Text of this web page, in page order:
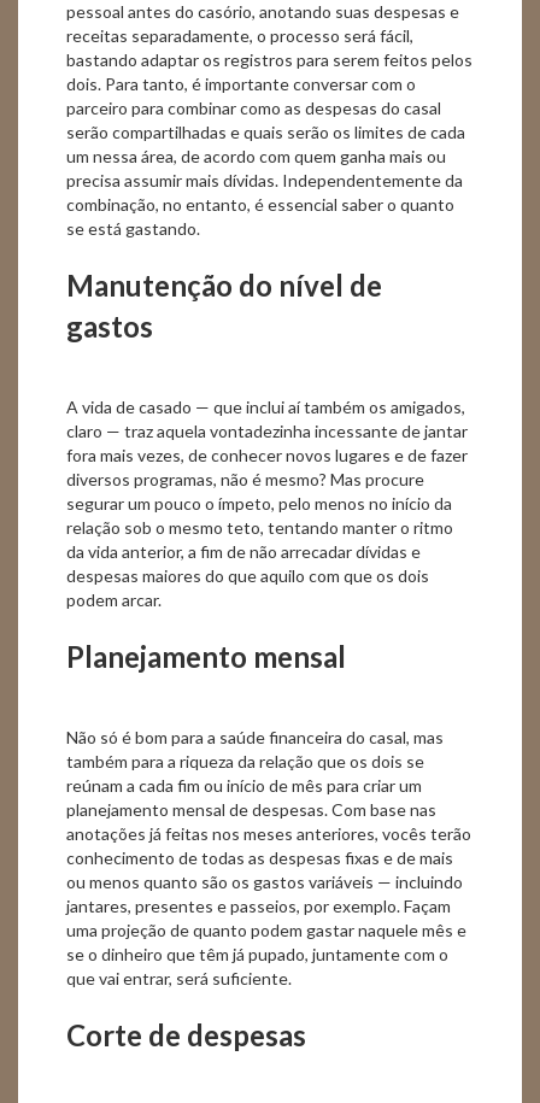
pessoal antes do casório, anotando suas despesas e
receitas separadamente, o processo será fácil,
bastando adaptar os registros para serem feitos pelos
dois. Para tanto, é importante conversar com o
parceiro para combinar como as despesas do casal
serão compartilhadas e quais serão os limites de cada
um nessa área, de acordo com quem ganha mais ou
precisa assumir mais dívidas. Independentemente da
combinação, no entanto, é essencial saber o quanto
se está gastando.
Manutenção do nível de
gastos
A vida de casado — que inclui aí também os amigados,
claro — traz aquela vontadezinha incessante de jantar
fora mais vezes, de conhecer novos lugares e de fazer
diversos programas, não é mesmo? Mas procure
segurar um pouco o ímpeto, pelo menos no início da
relação sob o mesmo teto, tentando manter o ritmo
da vida anterior, a fim de não arrecadar dívidas e
despesas maiores do que aquilo com que os dois
podem arcar.
Planejamento mensal
Não só é bom para a saúde financeira do casal, mas
também para a riqueza da relação que os dois se
reúnam a cada fim ou início de mês para criar um
planejamento mensal de despesas. Com base nas
anotações já feitas nos meses anteriores, vocês terão
conhecimento de todas as despesas fixas e de mais
ou menos quanto são os gastos variáveis — incluindo
jantares, presentes e passeios, por exemplo. Façam
uma projeção de quanto podem gastar naquele mês e
se o dinheiro que têm já pupado, juntamente com o
que vai entrar, será suficiente.
Corte de despesas